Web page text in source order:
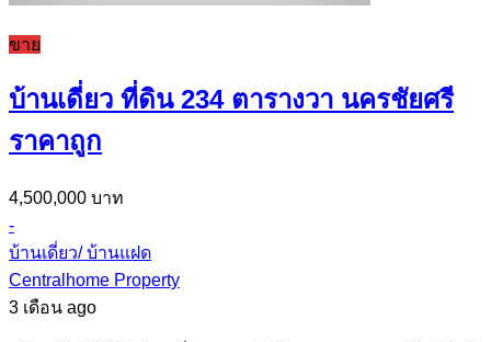
ขาย
บ้านเดี่ยว ที่ดิน 234 ตารางวา นครชัยศรี
ราคาถูก
4,500,000 บาท
-
บ้านเดี่ยว/ บ้านแฝด
Centralhome Property
3 เดือน ago